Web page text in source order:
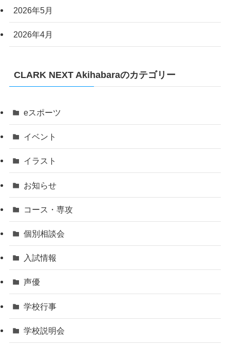
2026年5月
2026年4月
CLARK NEXT Akihabaraのカテゴリー
eスポーツ
イベント
イラスト
お知らせ
コース・専攻
個別相談会
入試情報
声優
学校行事
学校説明会